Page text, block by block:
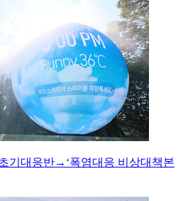
기대응반→‘폭염대응 비상대책본